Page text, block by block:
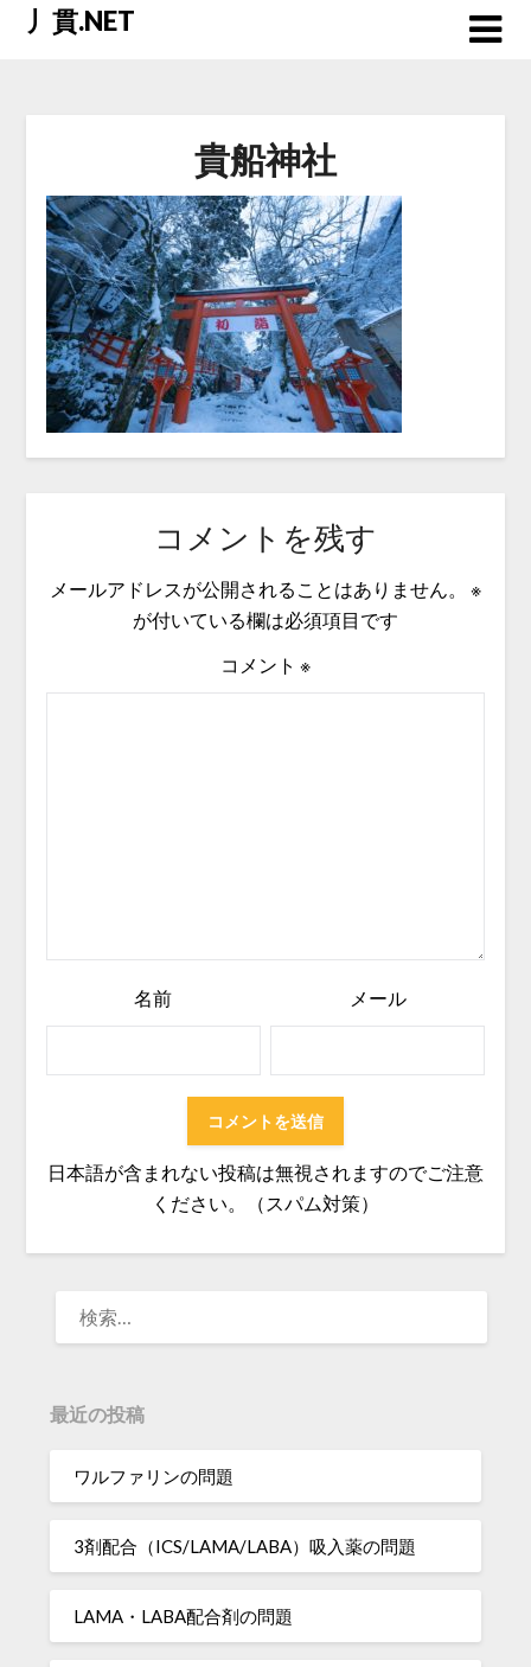
Skip丿貫.NET
貴船神社
コメントを残す
メールアドレスが公開されることはありません。
※
が付いている欄は必須項目です
コメント ※
名前 メール
日本語が含まれない投稿は無視されますのでご注意
ください。（スパム対策）
最近の投稿
ワルファリンの問題
3剤配合（ICS/LAMA/LABA）吸入薬の問題
LAMA・LABA配合剤の問題